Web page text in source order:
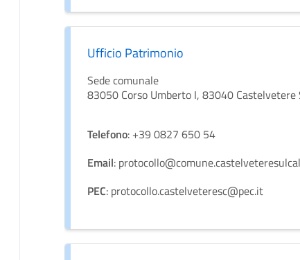
Ufficio Patrimonio
Sede comunale
83050 Corso Umberto I, 83040 Castelvetere
Telefono: +39 0827 650 54
Email:
PEC: protocollo.castelveteresc@pec.it